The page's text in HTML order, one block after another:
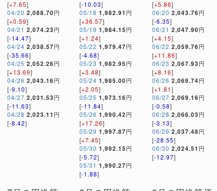
[+7.65]
04/20 2,088.70円
[+0.59]
04/21 2,074.23円
[-14.47]
04/24 2,038.57円
[-35.66]
04/25 2,052.26円
[+13.69]
04/26 2,043.16円
[-9.10]
04/27 2,031.53円
[-11.63]
04/28 2,023.11 円
[-8.42]
[-10.03]
05/18 1,982.91 円
[+36.57]
05/19 1,984.15円
[+1.24]
05/22 1,979.47円
[-4.68]
05/23 1,982.95円
[+3.48]
05/24 1,985.00円
[+2.05]
05/25 1,973.16円
[-11.84]
05/26 1,990.42円
[+17.26]
05/29 1,997.87円
[+7.45]
05/30 1,992.15円
[-5.72]
05/31 1,990.27円
[-1.88]
[+5.86]
06/20 2,043.76円
[-6.35]
06/21 2,047.90円
[+4.15]
06/22 2,059.76円
[+11.86]
06/23 2,067.93円
[+8.16]
06/26 2,069.74円
[+1.81]
06/27 2,069.16円
[-0.58]
06/28 2,066.03円
[-3.13]
06/29 2,037.48円
[-28.55]
06/30 2,024.51 円
[-12.97]